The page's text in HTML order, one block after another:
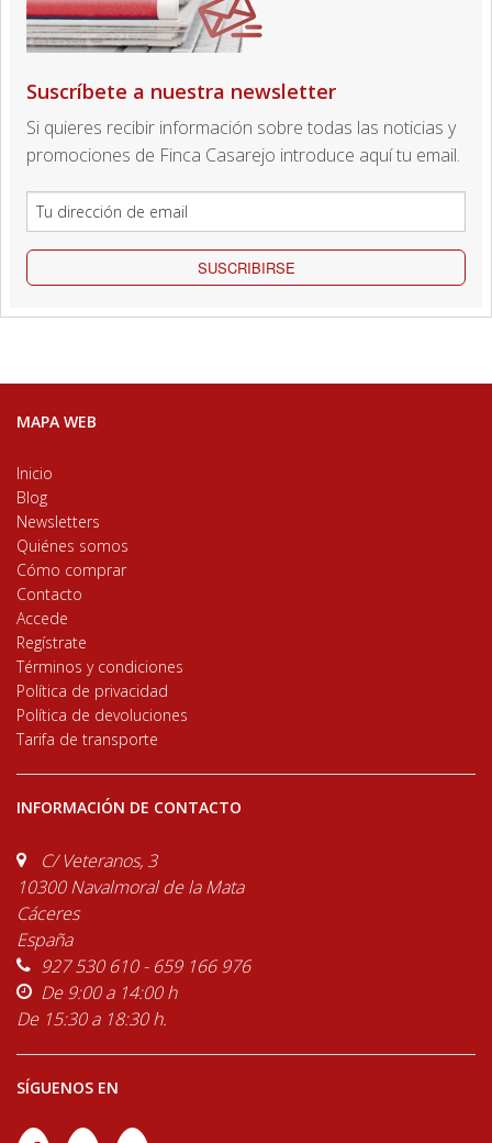
Suscríbete a nuestra newsletter
Si quieres recibir información sobre todas las noticias y
promociones de Finca Casarejo introduce aquí tu email.
SUSCRIBIRSE
MAPA WEB
Inicio
Blog
Newsletters
Quiénes somos
Cómo comprar
Contacto
Accede
Regístrate
Términos y condiciones
Política de privacidad
Política de devoluciones
Tarifa de transporte
INFORMACIÓN DE CONTACTO
C/ Veteranos, 3
10300 Navalmoral de la Mata
Cáceres
España
927 530 610 - 659 166 976
De 9:00 a 14:00 h
De 15:30 a 18:30 h.
SÍGUENOS EN